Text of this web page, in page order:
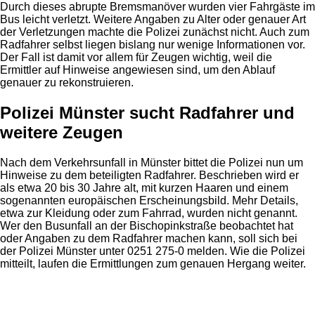
Durch dieses abrupte Bremsmanöver wurden vier Fahrgäste im
Bus leicht verletzt. Weitere Angaben zu Alter oder genauer Art
der Verletzungen machte die Polizei zunächst nicht. Auch zum
Radfahrer selbst liegen bislang nur wenige Informationen vor.
Der Fall ist damit vor allem für Zeugen wichtig, weil die
Ermittler auf Hinweise angewiesen sind, um den Ablauf
genauer zu rekonstruieren.
Polizei Münster sucht Radfahrer und
weitere Zeugen
Nach dem Verkehrsunfall in Münster bittet die Polizei nun um
Hinweise zu dem beteiligten Radfahrer. Beschrieben wird er
als etwa 20 bis 30 Jahre alt, mit kurzen Haaren und einem
sogenannten europäischen Erscheinungsbild. Mehr Details,
etwa zur Kleidung oder zum Fahrrad, wurden nicht genannt.
Wer den Busunfall an der Bischopinkstraße beobachtet hat
oder Angaben zu dem Radfahrer machen kann, soll sich bei
der Polizei Münster unter 0251 275-0 melden. Wie die Polizei
mitteilt, laufen die Ermittlungen zum genauen Hergang weiter.